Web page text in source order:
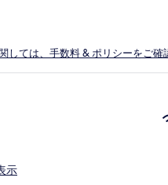
しては、手数料 & ポリシーをご確
示